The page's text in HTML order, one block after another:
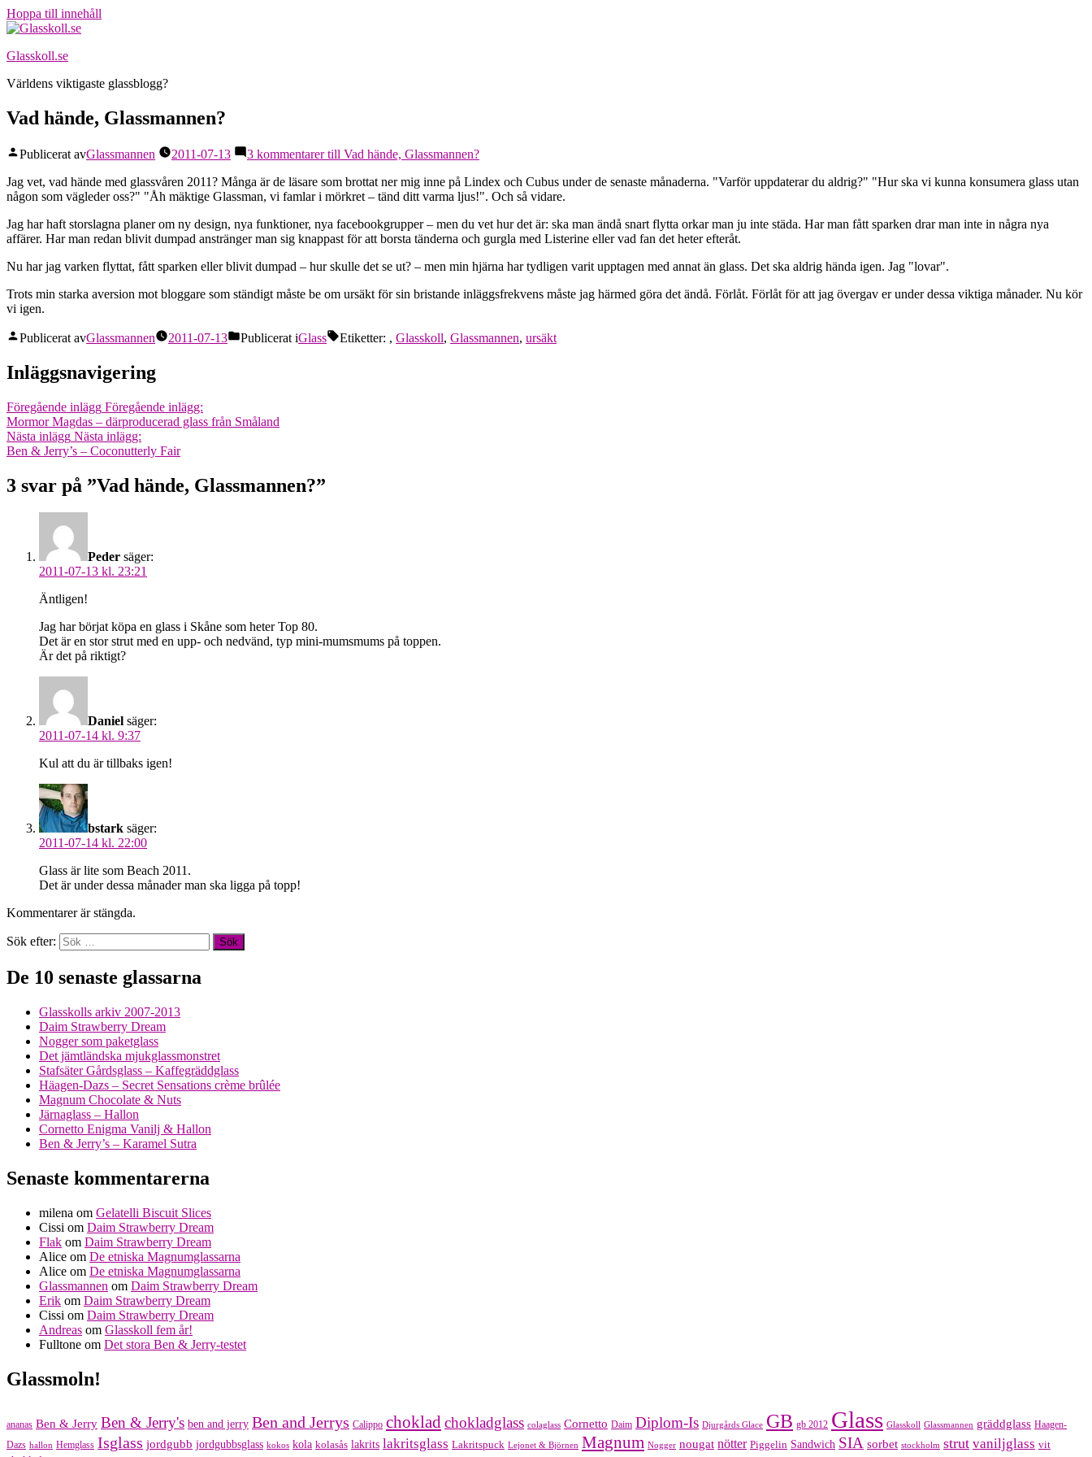
Hoppa till innehåll
Glasskoll.se
Världens viktigaste glassblogg?
Vad hände, Glassmannen?
Publicerat avGlassmannen 2011-07-13 3 kommentarertill Vad hände, Glassmannen?
Jag vet, vad hände med glassvåren 2011? Många är de läsare som brottat ner mig inne på Lindex och Cubus under de senaste månaderna. "Varför uppdaterar du aldrig?" "Hur ska vi kunna konsumera glass utan
någon som vägleder oss?" "Åh mäktige Glassman, vi famlar i mörkret – tänd ditt varma ljus!". Och så vidare.
Jag har haft storslagna planer om ny design, nya funktioner, nya facebookgrupper – men du vet hur det är: ska man ändå snart flytta orkar man ju inte städa. Har man fått sparken drar man inte in några nya
affärer. Har man redan blivit dumpad anstränger man sig knappast för att borsta tänderna och gurgla med Listerine eller vad fan det heter efteråt.
Nu har jag varken flyttat, fått sparken eller blivit dumpad – hur skulle det se ut? – men min hjärna har tydligen varit upptagen med annat än glass. Det ska aldrig hända igen. Jag "lovar".
Trots min starka aversion mot bloggare som ständigt måste be om ursäkt för sin bristande inläggsfrekvens måste jag härmed göra det ändå. Förlåt. Förlåt för att jag övergav er under dessa viktiga månader. Nu kör
vi igen.
Publicerat avGlassmannen 2011-07-13 Publicerat iGlass Etiketter: , Glasskoll, Glassmannen, ursäkt
Inläggsnavigering
Föregående inlägg Föregående inlägg:
Mormor Magdas – därproducerad glass från Småland
Nästa inlägg Nästa inlägg:
Ben & Jerry’s – Coconutterly Fair
3 svar på ”Vad hände, Glassmannen?”
Peder säger:
2011-07-13 kl. 23:21
Äntligen!
Jag har börjat köpa en glass i Skåne som heter Top 80.
Det är en stor strut med en upp- och nedvänd, typ mini-mumsmums på toppen.
Är det på riktigt?
Daniel säger:
2011-07-14 kl. 9:37
Kul att du är tillbaks igen!
bstark säger:
2011-07-14 kl. 22:00
Glass är lite som Beach 2011.
Det är under dessa månader man ska ligga på topp!
Kommentarer är stängda.
Sök efter:
De 10 senaste glassarna
Glasskolls arkiv 2007-2013
Daim Strawberry Dream
Nogger som paketglass
Det jämtländska mjukglassmonstret
Stafsäter Gårdsglass – Kaffegräddglass
Häagen-Dazs – Secret Sensations crème brûlée
Magnum Chocolate & Nuts
Järnaglass – Hallon
Cornetto Enigma Vanilj & Hallon
Ben & Jerry’s – Karamel Sutra
Senaste kommentarerna
milena om Gelatelli Biscuit Slices
Cissi om Daim Strawberry Dream
Flak om Daim Strawberry Dream
Alice om De etniska Magnumglassarna
Alice om De etniska Magnumglassarna
Glassmannen om Daim Strawberry Dream
Erik om Daim Strawberry Dream
Cissi om Daim Strawberry Dream
Andreas om Glasskoll fem år!
Fulltone om Det stora Ben & Jerry-testet
Glassmoln!
ananas Ben & Jerry Ben & Jerry's ben and jerry Ben and Jerrys Calippo choklad chokladglass colaglass Cornetto Daim Diplom-Is Djurgårds Glace GB gb 2012 Glass Glasskoll Glassmannen gräddglass Haagen-
Dazs hallon Hemglass Isglass jordgubb jordgubbsglass kokos kola kolasås lakrits lakritsglass Lakritspuck Lejonet & Björnen Magnum Nogger nougat nötter Piggelin Sandwich SIA sorbet stockholm strut vaniljglass vit